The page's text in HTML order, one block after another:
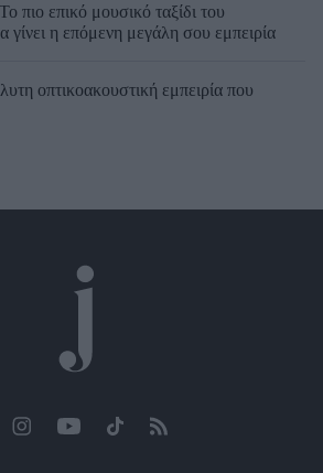
πιο επικό μουσικό ταξίδι του
γίνει η επόμενη μεγάλη σου εμπειρία
οπτικοακουστική εμπειρία που